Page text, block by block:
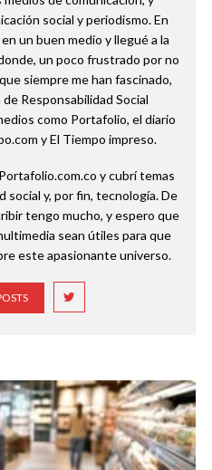
social y periodismo. En
un buen medio y llegué a la
un poco frustrado por no
siempre me han fascinado,
Responsabilidad Social
como Portafolio, el diario
y El Tiempo impreso.
y cubrí temas
social y, por fin, tecnología. De
tengo mucho, y espero que
sean útiles para que
este apasionante universo.